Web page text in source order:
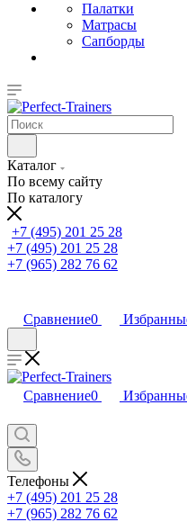
Палатки
Матрасы
Сапборды
Каталог
По всему сайту
По каталогу
+7 (495) 201 25 28
+7 (495) 201 25 28
+7 (965) 282 76 62
Сравнение0
Сравнение0
Телефоны
+7 (495) 201 25 28
+7 (965) 282 76 62